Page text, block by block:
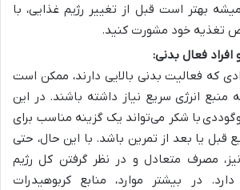
بهتر است قبل از تغییر رژیم غذایی، با
تغذیه خود مشورت کنید.
افراد فعال بدنی:
که فعالیت بدنی بالایی دارند، ممکن است
منبع انرژی سریع نیاز داشته باشند. در این
گوددی با شکر می‌تواند یک گزینه مناسب برای
قبل یا بعد از تمرین باشد. با این حال، حتی
نیز، مصرف متعادل و در نظر گرفتن کل رژیم
در بیشتر موارد، منابع کربوهیدرات